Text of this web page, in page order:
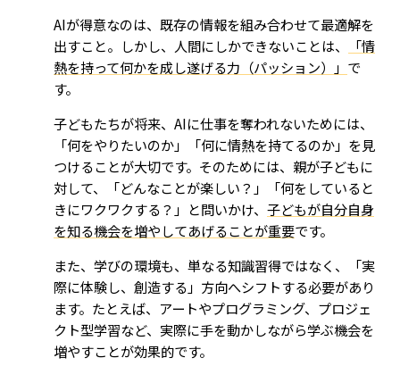
AIが得意なのは、既存の情報を組み合わせて最適解を
出すこと。しかし、人間にしかできないことは、
「情
熱を持って何かを成し遂げる力（パッション）」 で
す。
子どもたちが将来、AIに仕事を奪われないためには、
「何をやりたいのか」「何に情熱を持てるのか」を見
つけることが大切です。そのためには、親が子どもに
対して、「どんなことが楽しい？」「何をしていると
きにワクワクする？」と問いかけ、 子どもが自分自身
を知る機会を増やしてあげることが重要です。
また、学びの環境も、単なる知識習得ではなく、「実
際に体験し、創造する」方向へシフトする必要があり
ます。たとえば、アートやプログラミング、プロジェ
クト型学習など、実際に手を動かしながら学ぶ機会を
増やすことが効果的です。